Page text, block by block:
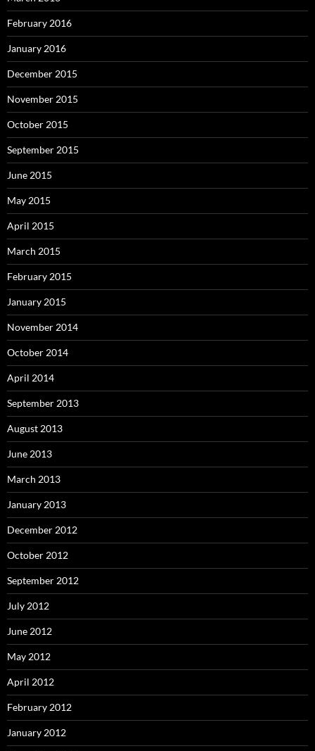
February 2016
January 2016
December 2015
November 2015
October 2015
September 2015
June 2015
May 2015
April 2015
March 2015
February 2015
January 2015
November 2014
October 2014
April 2014
September 2013
August 2013
June 2013
March 2013
January 2013
December 2012
October 2012
September 2012
July 2012
June 2012
May 2012
April 2012
February 2012
January 2012